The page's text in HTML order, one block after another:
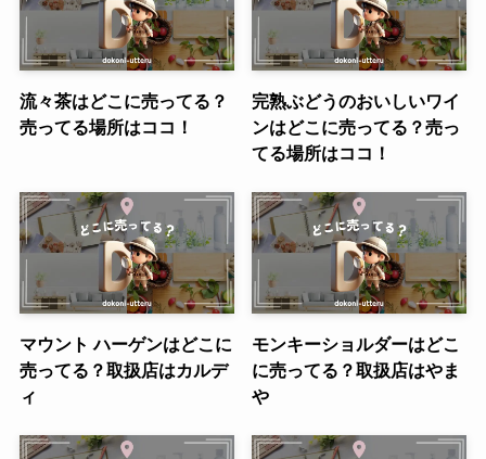
流々茶はどこに売ってる？
売ってる場所はココ！
完熟ぶどうのおいしいワイ
ンはどこに売ってる？売っ
てる場所はココ！
マウント ハーゲンはどこに
売ってる？取扱店はカルデ
ィ
モンキーショルダーはどこ
に売ってる？取扱店はやま
や